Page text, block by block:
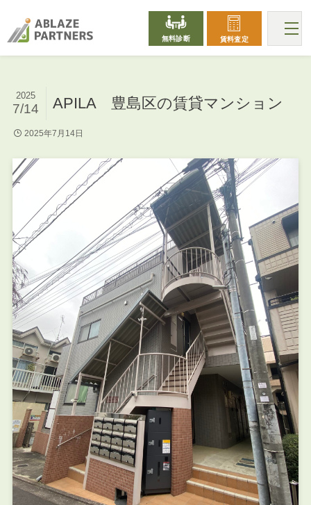
無料診断 賃料査定
APILA 豊島区の賃貸マンション
2025
7/14
2025年7月14日